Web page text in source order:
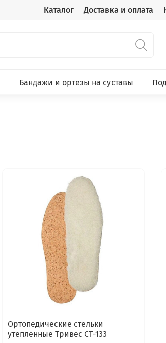
Каталог Доставка и оплата
Бандажи и ортезы на суставы
Ортопедические стельки
утепленные Тривес СТ-133